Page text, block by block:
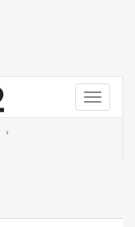
Menu